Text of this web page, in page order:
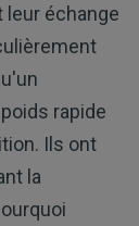
leur échange
rapide
Ils ont
la